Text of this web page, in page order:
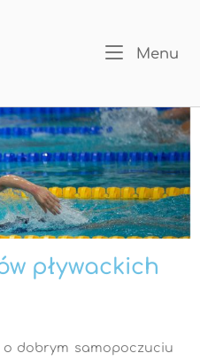
Menu
pływackich
dobrym samopoczuciu